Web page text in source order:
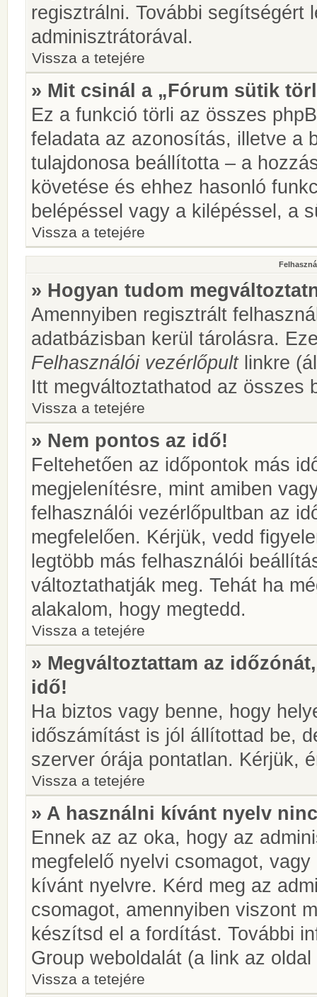
regisztrálni. További segítségért
adminisztrátorával.
Vissza a tetejére
» Mit csinál a „Fórum sütik
Ez a funkció törli az összes
feladata az azonosítás, illetve a
tulajdonosa beállította – a
követése és ehhez hasonló
belépéssel vagy a kilépéssel, a
Vissza a tetejére
» Hogyan tudom
Amennyiben regisztrált
adatbázisban kerül tárolásra.
Felhasználói vezérlőpultlinkre
Itt megváltoztathatod az összes
Vissza a tetejére
» Nem pontos az idő!
Feltehetően az időpontok más
megjelenítésre, mint amiben
felhasználói vezérlőpultban az
megfelelően. Kérjük, vedd
legtöbb más felhasználói
változtathatják meg. Tehát ha
alakalom, hogy megtedd.
Vissza a tetejére
» Megváltoztattam az
idő!
Ha biztos vagy benne, hogy
időszámítást is jól állítottad be,
szerver órája pontatlan. Kérjük,
Vissza a tetejére
» A használni kívánt nyelv
Ennek az az oka, hogy az
megfelelő nyelvi csomagot,
kívánt nyelvre. Kérd meg az
csomagot, amennyiben viszont
készítsd el a fordítást. További
Group weboldalát (a link az
Vissza a tetejére